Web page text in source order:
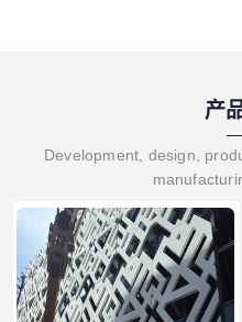
产
Development, design,